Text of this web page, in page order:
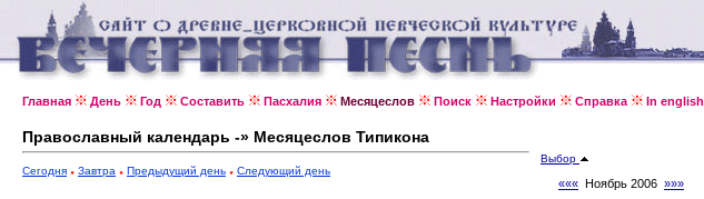
Главная День Год Составить Пасхалия Месяцеслов Поиск Настройки Справка In english
Православный календарь -» Месяцеслов Типикона
Сегодня Завтра Предыдущий день Следующий день
Выбор
««« Ноябрь 2006 »»»